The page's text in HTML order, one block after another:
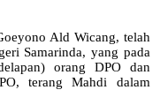
Ald Wicang, telah
Samarinda, yang pada
orang DPO dan
terang Mahdi dalam